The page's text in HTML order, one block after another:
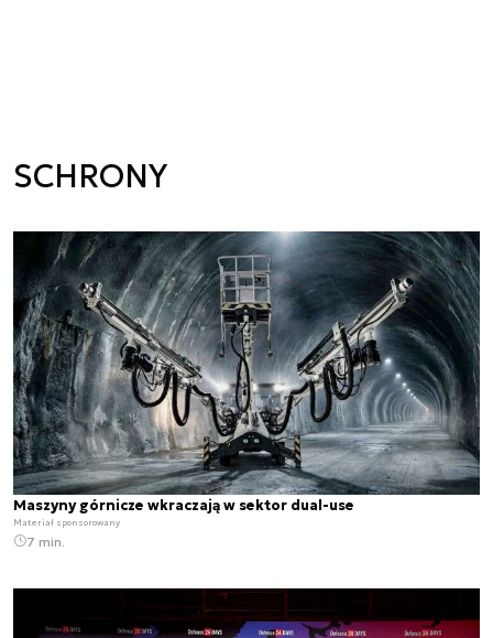
SCHRONY
Maszyny górnicze wkraczają w sektor dual-use
Materiał sponsorowany
7 min.